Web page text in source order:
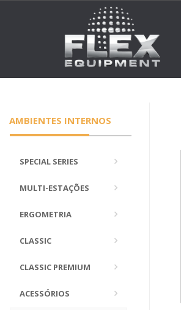
AMBIENTES INTERNOS
SPECIAL SERIES
MULTI-ESTAÇÕES
ERGOMETRIA
CLASSIC
CLASSIC PREMIUM
ACESSÓRIOS